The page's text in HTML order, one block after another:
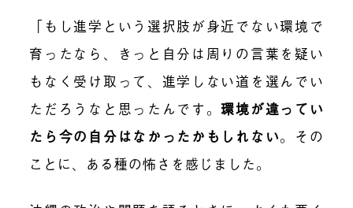
「もし進学という選択肢が身近でない環境で
育ったなら、きっと自分は周りの言葉を疑い
もなく受け取って、進学しない道を選んでい
ただろうなと思ったんです。 環境が違ってい
たら今の自分はなかったかもしれない。 その
ことに、ある種の怖さを感じました。